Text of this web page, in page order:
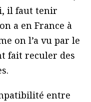
il faut tenir
a en France à
on l’a vu par le
fait reculer des
entre